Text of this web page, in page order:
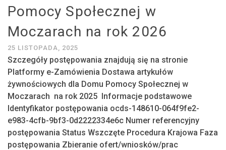
Pomocy Społecznej w
Moczarach na rok 2026
25 LISTOPADA, 2025
Szczegóły postępowania znajdują się na stronie
Platformy e-Zamówienia Dostawa artykułów
żywnościowych dla Domu Pomocy Społecznej w
Moczarach na rok 2025 Informacje podstawowe
Identyfikator postępowania ocds-148610-064f9fe2-
e983-4cfb-9bf3-0d2222334e6c Numer referencyjny
postępowania Status Wszczęte Procedura Krajowa Faza
postępowania Zbieranie ofert/wniosków/prac